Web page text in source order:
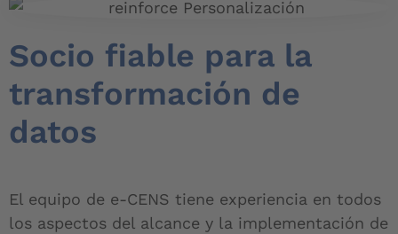
Socio fiable para la
transformación de
datos
El equipo de e-CENS tiene experiencia en todos
los aspectos del alcance y la implementación de